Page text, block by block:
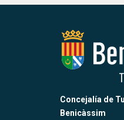
Concejalía de
Benicàssim